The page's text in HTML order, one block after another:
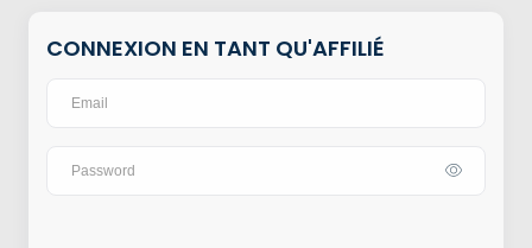
CONNEXION EN TANT QU'AFFILIÉ